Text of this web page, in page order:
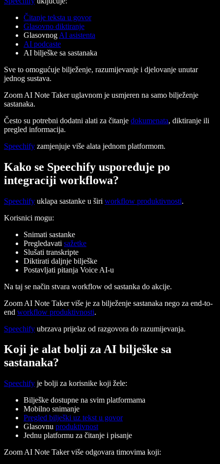
Čitanje teksta u govor
Glasovno diktiranje
Glasovnog AI asistenta
AI podcaste
AI bilješke sa sastanaka
Sve to omogućuje bilježenje, razumijevanje i djelovanje unutar
jednog sustava.
Zoom AI Note Taker uglavnom je usmjeren na samo bilježenje
sastanaka.
Često su potrebni dodatni alati za čitanje dokumenata, diktiranje ili
pregled informacija.
Speechify zamjenjuje više alata jednom platformom.
Kako se Speechify uspoređuje po
integraciji workflowa?
Speechify uklapa sastanke u širi workflow produktivnosti.
Korisnici mogu:
Snimati sastanke
Pregledavati sažetke
Slušati transkripte
Diktirati daljnje bilješke
Postavljati pitanja Voice AI-u
Na taj se način stvara workflow od sastanka do akcije.
Zoom AI Note Taker više je za bilježenje sastanaka nego za end-to-
end workflow produktivnosti.
Speechify ubrzava prijelaz od razgovora do razumijevanja.
Koji je alat bolji za AI bilješke sa
sastanaka?
Speechify je bolji za korisnike koji žele:
Bilješke dostupne na svim platformama
Mobilno snimanje
Pregled bilješki uz tekst u govor
Glasovnu produktivnost
Jednu platformu za čitanje i pisanje
Zoom AI Note Taker više odgovara timovima koji: